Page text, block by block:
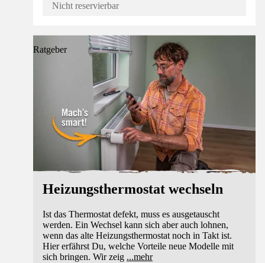
Nicht reservierbar
Ratgeber
Heizungsthermostat wechseln
Ist das Thermostat defekt, muss es ausgetauscht
werden. Ein Wechsel kann sich aber auch lohnen,
wenn das alte Heizungsthermostat noch in Takt ist.
Hier erfährst Du, welche Vorteile neue Modelle mit
sich bringen. Wir zeig ...mehr